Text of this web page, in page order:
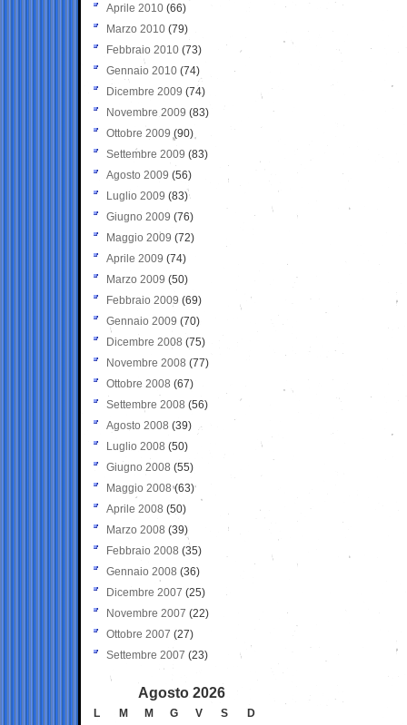
Aprile 2010 (66)
Marzo 2010 (79)
Febbraio 2010 (73)
Gennaio 2010 (74)
Dicembre 2009 (74)
Novembre 2009 (83)
Ottobre 2009 (90)
Settembre 2009 (83)
Agosto 2009 (56)
Luglio 2009 (83)
Giugno 2009 (76)
Maggio 2009 (72)
Aprile 2009 (74)
Marzo 2009 (50)
Febbraio 2009 (69)
Gennaio 2009 (70)
Dicembre 2008 (75)
Novembre 2008 (77)
Ottobre 2008 (67)
Settembre 2008 (56)
Agosto 2008 (39)
Luglio 2008 (50)
Giugno 2008 (55)
Maggio 2008(63)
Aprile 2008 (50)
Marzo 2008 (39)
Febbraio 2008 (35)
Gennaio 2008 (36)
Dicembre 2007 (25)
Novembre 2007 (22)
Ottobre 2007 (27)
Settembre 2007 (23)
Agosto 2026
L M M G V S
D